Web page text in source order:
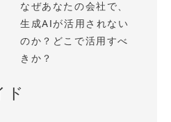
なぜあなたの会社で、
生成AIが活用されない
のか？どこで活用すべ
きか？
ド